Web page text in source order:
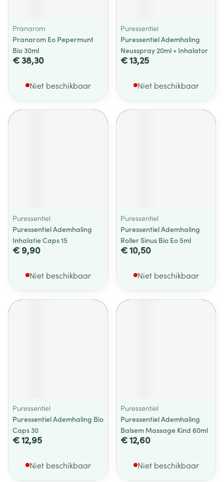
Pranarom
Pranarom Eo Pepermunt
Bio 30ml
€ 38,30
Niet beschikbaar
Puressentiel
Puressentiel Ademhaling
Neusspray 20ml + Inhalator
€ 13,25
Niet beschikbaar
Puressentiel
Puressentiel Ademhaling
Inhalatie Caps 15
€ 9,90
Niet beschikbaar
Puressentiel
Puressentiel Ademhaling
Roller Sinus Bio Eo 5ml
€ 10,50
Niet beschikbaar
Puressentiel
Puressentiel Ademhaling Bio
Caps 30
€ 12,95
Niet beschikbaar
Puressentiel
Puressentiel Ademhaling
Balsem Massage Kind 60ml
€ 12,60
Niet beschikbaar